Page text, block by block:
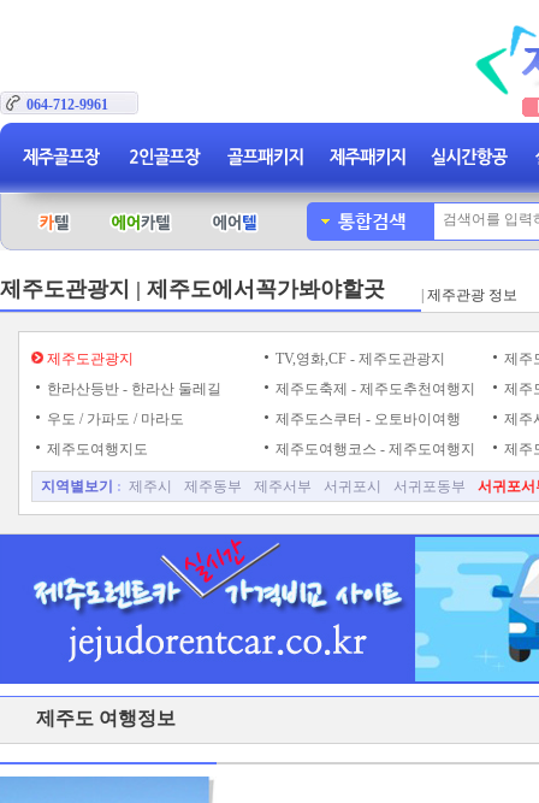
064-712-9961
제주도관광지 | 제주도에서꼭가봐야할곳 제주관광 정보
제주도관광지 TV,영화,CF - 제주도관광지
제주
한라산등반 - 한라산 둘레길
제주도축제 - 제주도추천여행지
제주
우도 / 가파도 / 마라도
제주도스쿠터 - 오토바이여행
제주
제주도여행지도
제주도여행코스 - 제주도여행지 제주
지역별보기 : 제주시 제주동부 제주서부 서귀포시 서귀포동부 서귀포서
제주도 여행정보